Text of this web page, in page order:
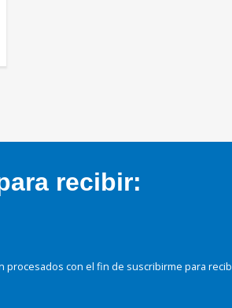
recibir:
con el fin de suscribirme para